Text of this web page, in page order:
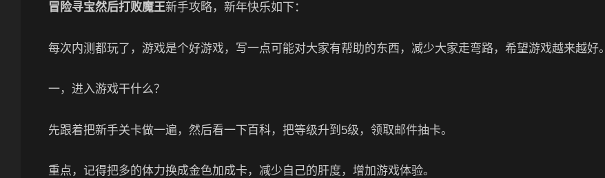
冒险寻宝然后打败魔王新手攻略，新年快乐如下：
每次内测都玩了，游戏是个好游戏，写一点可能对大家有帮助的东西，减少大家走弯路，希望游戏越来越好。
一，进入游戏干什么？
先跟着把新手关卡做一遍，然后看一下百科，把等级升到5级，领取邮件抽卡。
重点，记得把多的体力换成金色加成卡，减少自己的肝度，增加游戏体验。